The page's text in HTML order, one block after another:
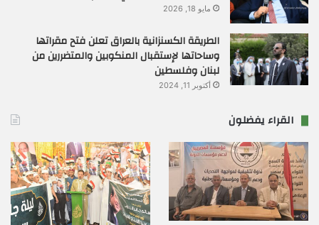
مايو 18, 2026
الطريقة الكسنزانية بالعراق تعلن فتح مقراتها
وساحاتها لإستقبال المنكوبين والمتضررين من
لبنان وفلسطين
أكتوبر 11, 2024
القراء يفضلون